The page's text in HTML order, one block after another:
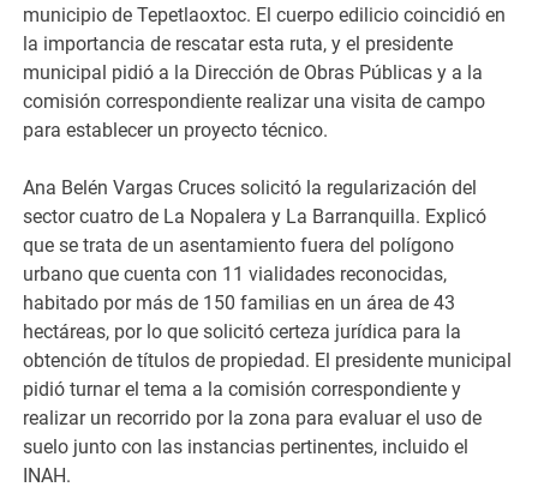
municipio de Tepetlaoxtoc. El cuerpo edilicio coincidió en
la importancia de rescatar esta ruta, y el presidente
municipal pidió a la Dirección de Obras Públicas y a la
comisión correspondiente realizar una visita de campo
para establecer un proyecto técnico.
Ana Belén Vargas Cruces solicitó la regularización del
sector cuatro de La Nopalera y La Barranquilla. Explicó
que se trata de un asentamiento fuera del polígono
urbano que cuenta con 11 vialidades reconocidas,
habitado por más de 150 familias en un área de 43
hectáreas, por lo que solicitó certeza jurídica para la
obtención de títulos de propiedad. El presidente municipal
pidió turnar el tema a la comisión correspondiente y
realizar un recorrido por la zona para evaluar el uso de
suelo junto con las instancias pertinentes, incluido el
INAH.